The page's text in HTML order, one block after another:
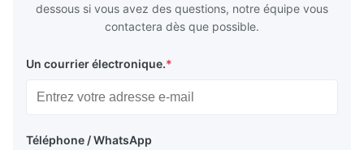
dessous si vous avez des questions, notre équipe vous
contactera dès que possible.
Un courrier électronique.*
Téléphone / WhatsApp